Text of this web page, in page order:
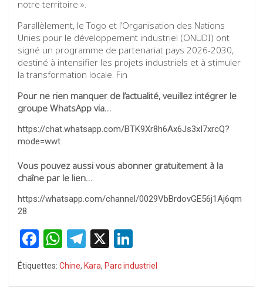
notre territoire ».
Parallèlement, le Togo et l’Organisation des Nations
Unies pour le développement industriel (ONUDI) ont
signé un programme de partenariat pays 2026-2030,
destiné à intensifier les projets industriels et à stimuler
la transformation locale. Fin
Pour ne rien manquer de l’actualité, veuillez intégrer le
groupe WhatsApp via…
https://chat.whatsapp.com/BTK9Xr8h6Ax6Js3xI7xrcQ?
mode=wwt
Vous pouvez aussi vous abonner gratuitement à la
chaîne par le lien…
https://whatsapp.com/channel/0029VbBrdovGE56j1Aj6qm
28
F
a
ce
W
h
at
T
el
e
X
n
ke
Étiquettes: Chine, Kara, Parc industriel